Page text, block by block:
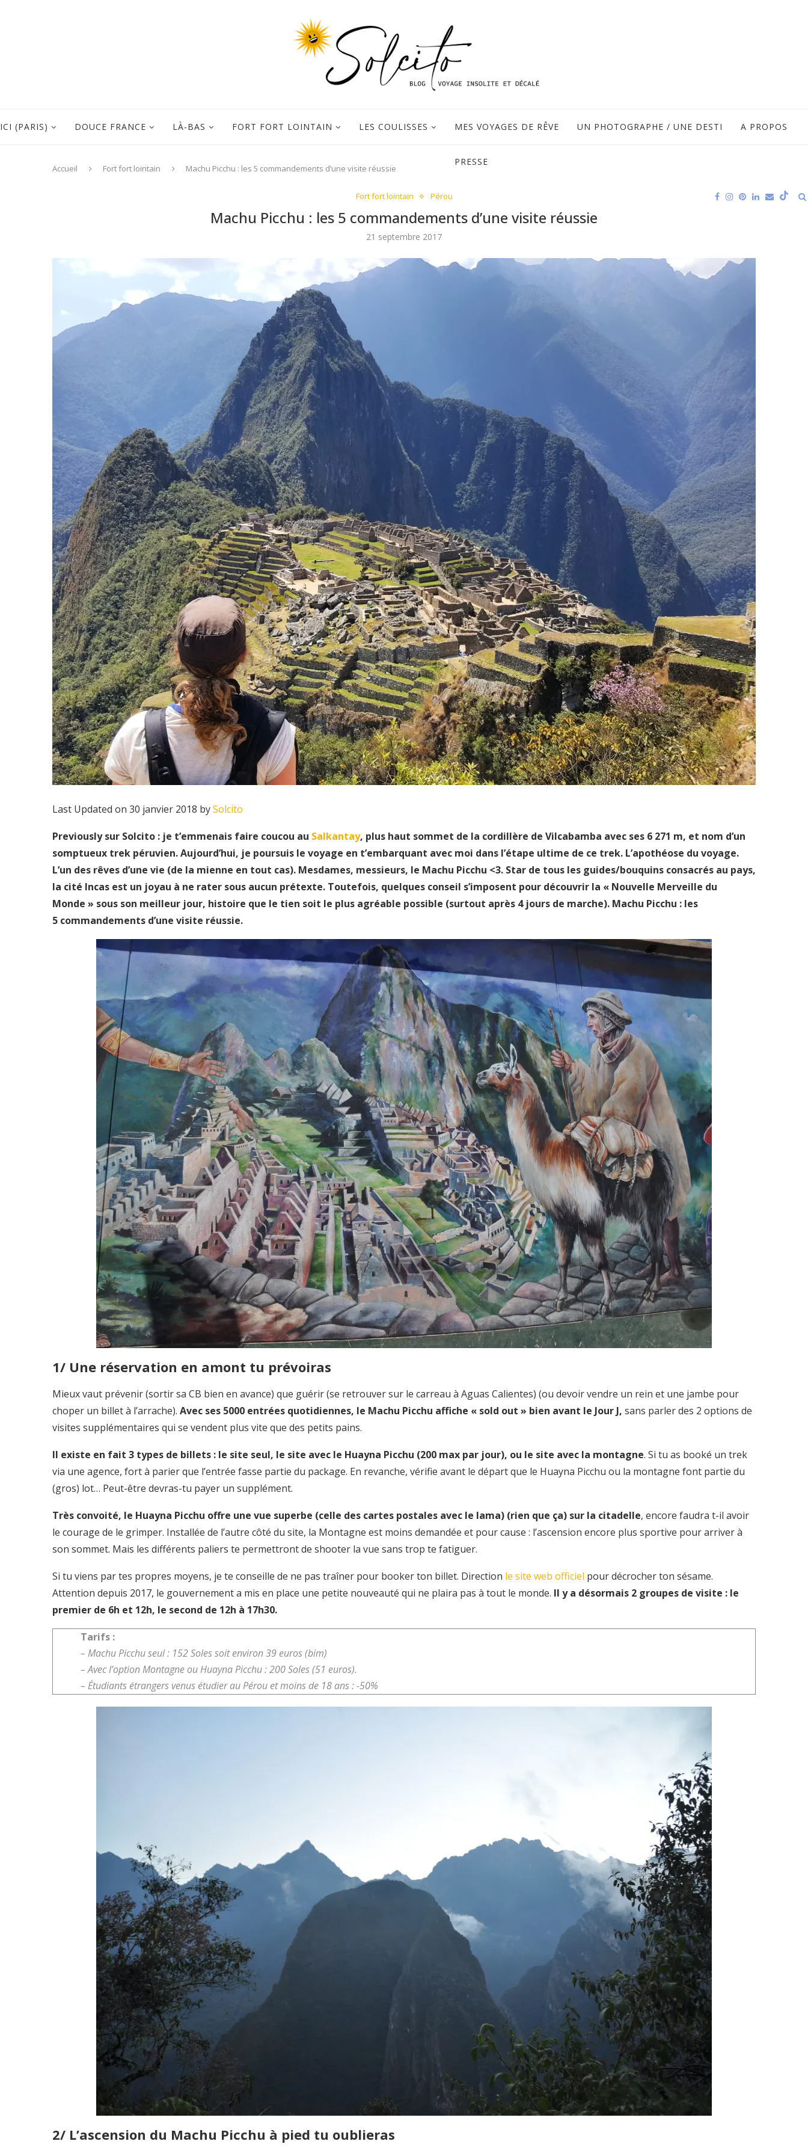
ICI (PARIS) DOUCE FRANCE LÀ-BAS FORT FORT LOINTAIN LES COULISSES MES VOYAGES DE RÊVE UN PHOTOGRAPHE / UNE DESTI A PROPOS
PRESSE
Accueil Fort fort lointain Machu Picchu : les 5 commandements d’une visite réussie
Fort fort lointain Pérou
Machu Picchu : les 5 commandements d’une visite réussie
21 septembre 2017
Last Updated on 30 janvier 2018 bySolcito
Previously sur Solcito : je t’emmenais faire coucou au Salkantay, plus haut sommet de la cordillère de Vilcabamba avec ses 6 271 m, et nom d’un
somptueux trek péruvien. Aujourd’hui, je poursuis le voyage en t’embarquant avec moi dans l’étape ultime de ce trek. L’apothéose du voyage.
L’un des rêves d’une vie (de la mienne en tout cas). Mesdames, messieurs, le Machu Picchu <3. Star de tous les guides/bouquins consacrés au pays,
la cité Incas est un joyau à ne rater sous aucun prétexte. Toutefois, quelques conseil s’imposent pour découvrir la « Nouvelle Merveille du
Monde » sous son meilleur jour, histoire que le tien soit le plus agréable possible (surtout après 4 jours de marche). Machu Picchu : les
5 commandements d’une visite réussie.
1/ Une réservation en amont tu prévoiras
Mieux vaut prévenir (sortir sa CB bien en avance) que guérir (se retrouver sur le carreau à Aguas Calientes) (ou devoir vendre un rein et une jambe pour
choper un billet à l’arrache). Avec ses 5000 entrées quotidiennes, le Machu Picchu affiche « sold out » bien avant le Jour J, sans parler des 2 options de
visites supplémentaires qui se vendent plus vite que des petits pains.
Il existe en fait 3 types de billets : le site seul, le site avec le Huayna Picchu (200 max par jour), ou le site avec la montagne. Si tu as booké un trek
via une agence, fort à parier que l’entrée fasse partie du package. En revanche, vérifie avant le départ que le Huayna Picchu ou la montagne font partie du
(gros) lot… Peut-être devras-tu payer un supplément.
Très convoité, le Huayna Picchu offre une vue superbe (celle des cartes postales avec le lama) (rien que ça) sur la citadelle, encore faudra t-il avoir
le courage de le grimper. Installée de l’autre côté du site, la Montagne est moins demandée et pour cause : l’ascension encore plus sportive pour arriver à
son sommet. Mais les différents paliers te permettront de shooter la vue sans trop te fatiguer.
Si tu viens par tes propres moyens, je te conseille de ne pas traîner pour booker ton billet. Direction le site web officiel pour décrocher ton sésame.
Attention depuis 2017, le gouvernement a mis en place une petite nouveauté qui ne plaira pas à tout le monde. Il y a désormais 2 groupes de visite : le
premier de 6h et 12h, le second de 12h à 17h30.
Tarifs :
– Machu Picchu seul : 152 Soles soit environ 39 euros (bim)
– Avec l’option Montagne ou Huayna Picchu : 200 Soles (51 euros).
– Étudiants étrangers venus étudier au Pérou et moins de 18 ans : -50%
2/ L’ascension du Machu Picchu à pied tu oublieras